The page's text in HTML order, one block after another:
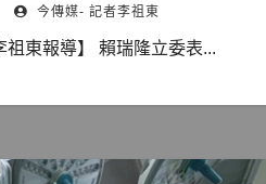
今傳媒- 記者李祖東
祖東報導】 賴瑞隆立委表...